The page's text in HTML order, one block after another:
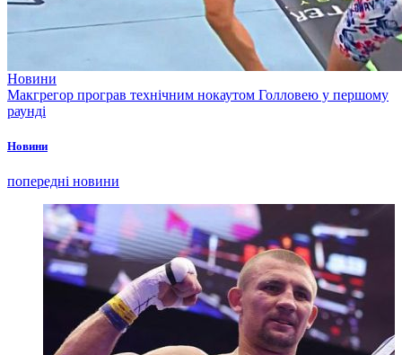
Новини
Макгрегор програв технічним нокаутом Голловею у першому
раунді
Новини
попередні новини